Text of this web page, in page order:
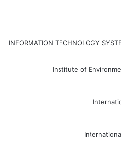
INFORMATION TECHNOLOGY
Institute of